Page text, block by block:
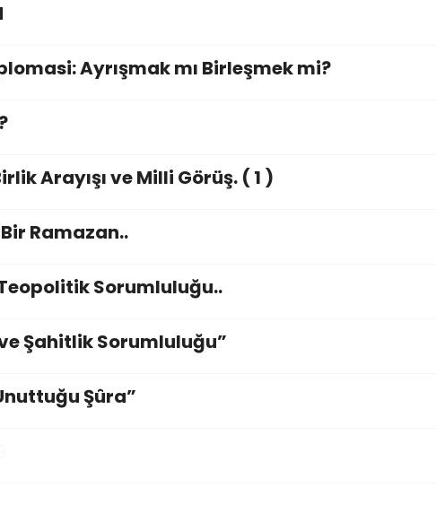
Ayrışmak mı Birleşmek mi?
Arayışı ve Milli Görüş. ( 1 )
Ramazan..
Sorumluluğu..
Şahitlik Sorumluluğu”
Şûra”